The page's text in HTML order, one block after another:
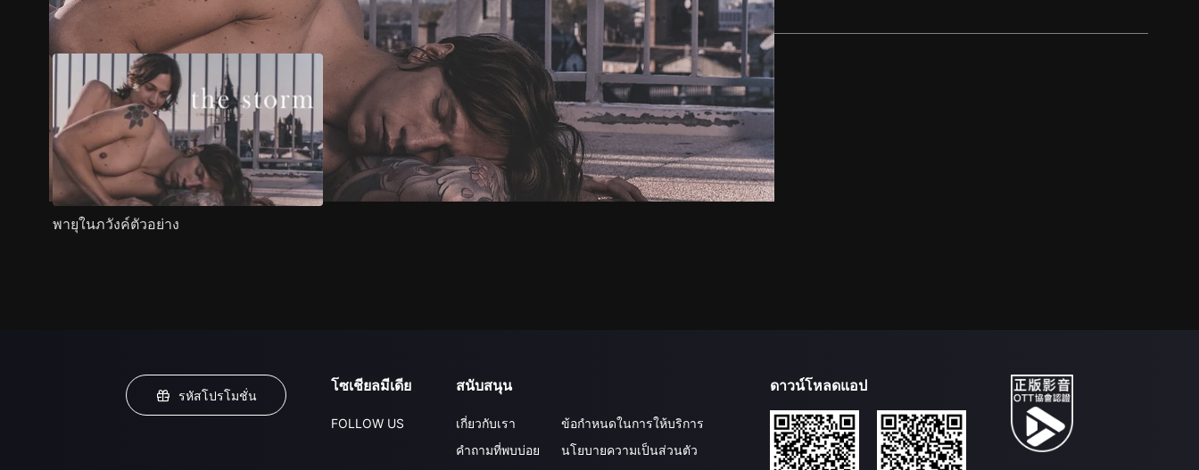
ตัวอย่าง ภาพนิ่ง เนื้อหาที่แนะนำ รายละเอียด
พายุในภวังค์ตัวอย่าง
รหัสโปรโมชั่น
โซเชียลมีเดีย
FOLLOW US
สนับสนุน
เกี่ยวกับเรา
คำถามที่พบบ่อย
ข้อกำหนดในการให้บริการ
นโยบายความเป็นส่วนตัว
ดาวน์โหลดแอป